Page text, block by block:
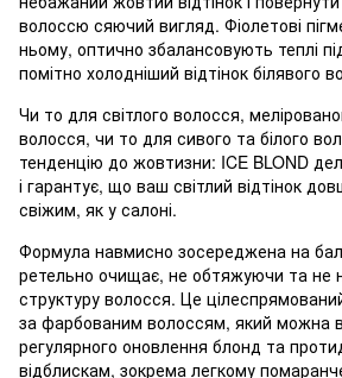
волоссю сяючий вигляд. Фіолетові
ньому, оптично збалансовують теплі
помітно холодніший відтінок білявого
Чи то для світлого волосся,
волосся, чи то для сивого та білого
тенденцію до жовтизни: ICE BLOND
і гарантує, що ваш світлий відтінок
свіжим, як у салоні.
Формула навмисно зосереджена на
ретельно очищає, не обтяжуючи та не
структуру волосся. Це
за фарбованим волоссям, який можна
регулярного оновлення блонд та
відблискам, зокрема легкому